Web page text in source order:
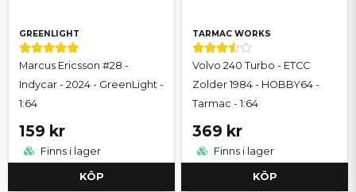
GREENLIGHT
Marcus Ericsson #28 -
Indycar - 2024 - GreenLight -
1:64
159 kr
Finns i lager
KÖP
TARMAC WORKS
Volvo 240 Turbo - ETCC
Zolder 1984 - HOBBY64 -
Tarmac - 1:64
369 kr
Finns i lager
KÖP